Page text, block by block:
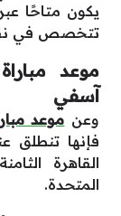
يكون متاحًا
تتخصص في نقل
موعد
آسفي
وعن موعد
فإنها تنطلق
القاهرة
المتحدة.